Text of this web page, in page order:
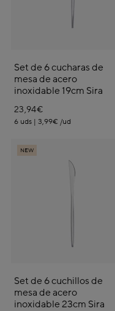
Set de 6 cucharas de
mesa de acero
inoxidable 19cm Sira
23,94€
6 uds | 3,99€ /ud
NEW
Set de 6 cuchillos de
mesa de acero
inoxidable 23cm Sira